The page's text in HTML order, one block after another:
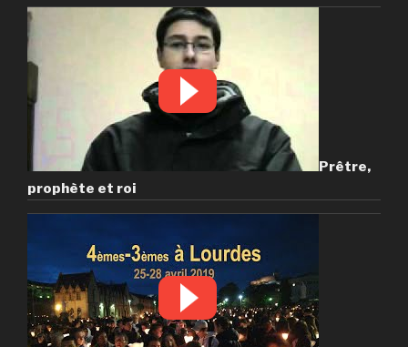
Prêtre,
prophète et roi